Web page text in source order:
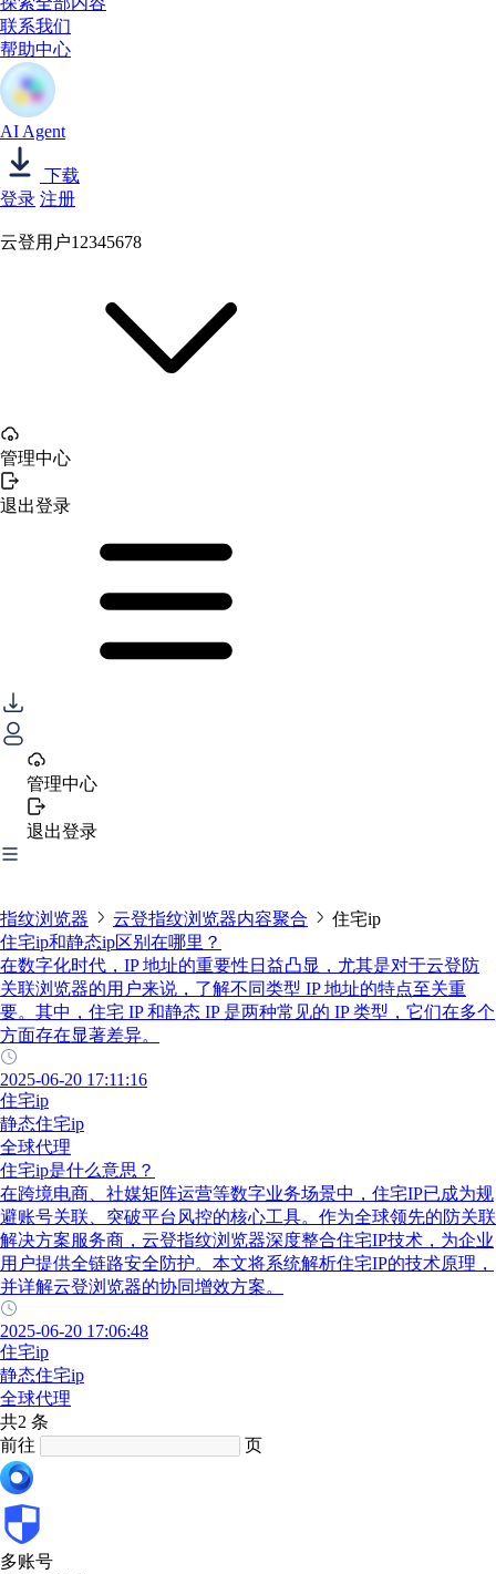
联系我们
帮助中心
AI Agent
下载
登录 注册
云登用户12345678
管理中心
退出登录
管理中心
退出登录
指纹浏览器 云登指纹浏览器内容聚合
住宅ip
住宅ip和静态ip区别在哪里？
在数字化时代，IP 地址的重要性日益凸显，尤其是对于云登防
关联浏览器的用户来说，了解不同类型 IP 地址的特点至关重
要。其中，住宅 IP 和静态 IP 是两种常见的 IP 类型，它们在多个
方面存在显著差异。
2025-06-20 17:11:16
住宅ip
静态住宅ip
全球代理
住宅ip是什么意思？
在跨境电商、社媒矩阵运营等数字业务场景中，住宅IP已成为规
避账号关联、突破平台风控的核心工具。作为全球领先的防关联
解决方案服务商，云登指纹浏览器深度整合住宅IP技术，为企业
用户提供全链路安全防护。本文将系统解析住宅IP的技术原理，
并详解云登浏览器的协同增效方案。
2025-06-20 17:06:48
住宅ip
静态住宅ip
全球代理
共2 条
前往
页
多账号